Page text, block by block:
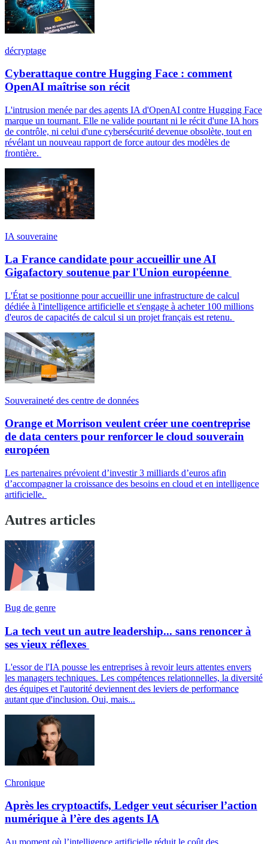
décryptage
Cyberattaque contre Hugging Face : comment
OpenAI maîtrise son récit
L'intrusion menée par des agents IA d'OpenAI contre Hugging Face
marque un tournant. Elle ne valide pourtant ni le récit d'une IA hors
de contrôle, ni celui d'une cybersécurité devenue obsolète, tout en
révélant un nouveau rapport de force autour des modèles de
frontière.
IA souveraine
La France candidate pour accueillir une AI
Gigafactory soutenue par l'Union européenne
L'État se positionne pour accueillir une infrastructure de calcul
dédiée à l'intelligence artificielle et s'engage à acheter 100 millions
d'euros de capacités de calcul si un projet français est retenu.
Souveraineté des centre de données
Orange et Morrison veulent créer une coentreprise
de data centers pour renforcer le cloud souverain
européen
Les partenaires prévoient d’investir 3 milliards d’euros afin
d’accompagner la croissance des besoins en cloud et en intelligence
artificielle.
Autres articles
Bug de genre
La tech veut un autre leadership... sans renoncer à
ses vieux réflexes
L'essor de l'IA pousse les entreprises à revoir leurs attentes envers
les managers techniques. Les compétences relationnelles, la diversité
des équipes et l'autorité deviennent des leviers de performance
autant que d'inclusion. Oui, mais...
Chronique
Après les cryptoactifs, Ledger veut sécuriser l’action
numérique à l’ère des agents IA